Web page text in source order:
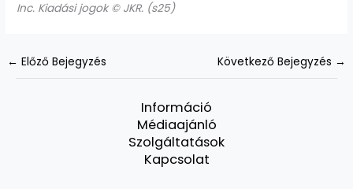
Inc. Kiadási jogok © JKR. (s25)
← Előző Bejegyzés Következő Bejegyzés →
Információ
Médiaajánló
Szolgáltatások
Kapcsolat